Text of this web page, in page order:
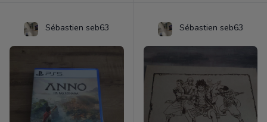
Sébastien seb63 Sébastien seb63